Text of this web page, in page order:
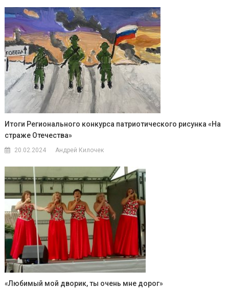
Итоги Регионального конкурса патриотического рисунка «На
страже Отечества»
20.02.2024 Андрей Килочек
«Любимый мой дворик, ты очень мне дорог»